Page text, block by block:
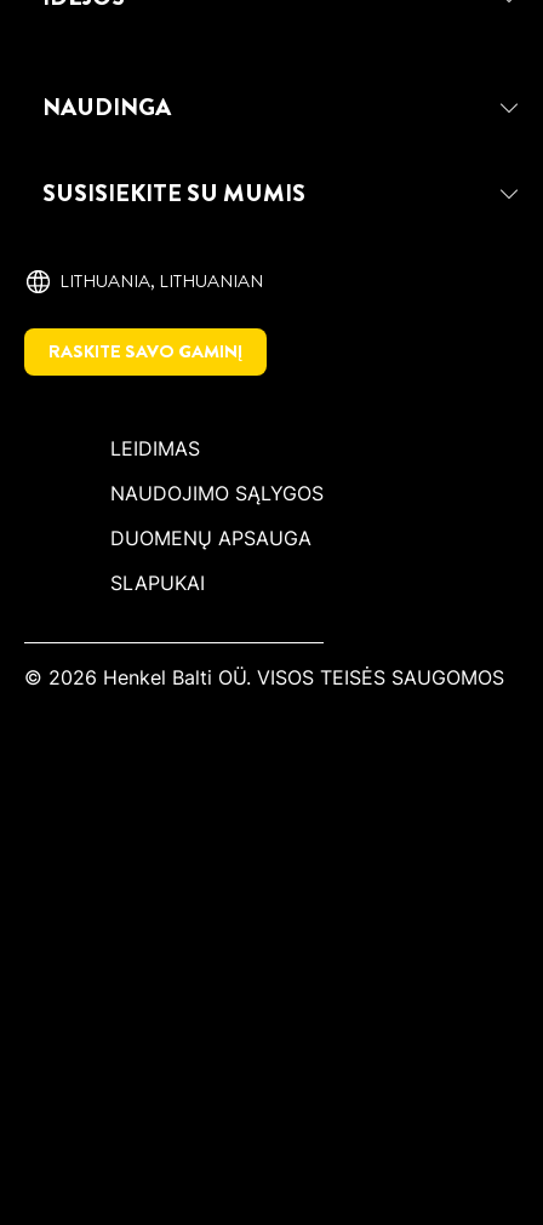
NAUDINGA
SUSISIEKITE SU MUMIS
LITHUANIA, ‎LITHUANIAN
RASKITE SAVO GAMINĮ
LEIDIMAS
NAUDOJIMO SĄLYGOS
DUOMENŲ APSAUGA
SLAPUKAI
© 2026 Henkel Balti OÜ. VISOS TEISĖS SAUGOMOS